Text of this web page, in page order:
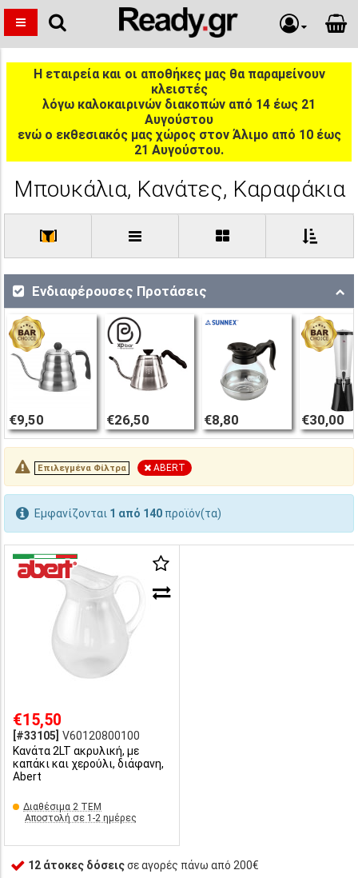
Η εταιρεία και οι αποθήκες μας θα παραμείνουν
κλειστές
λόγω καλοκαιρινών διακοπών από 14 έως 21
Αυγούστου
ενώ ο εκθεσιακός μας χώρος στον Άλιμο από 10 έως
21 Αυγούστου.
Μπουκάλια, Κανάτες, Καραφάκια
[ ]
Ενδιαφέρουσες Προτάσεις
€9,50 €26,50 €8,80 €30,00
Επιλεγμένα Φίλτρα ABERT
Εμφανίζονται 1 από 140 προϊόν(τα)
€15,50
[#33105] V60120800100
Κανάτα 2LT ακρυλική, με
καπάκι και χερούλι, διάφανη,
Abert
Διαθέσιμα 2 ΤΕΜ
Αποστολή σε 1-2 ημέρες
12 άτοκες δόσειςσε αγορές πάνω από 200€